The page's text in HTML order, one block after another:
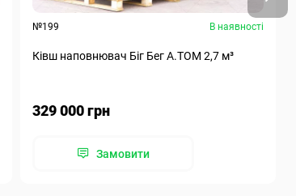
№199 В наявності
Ківш наповнювач Біг Бег А.ТОМ 2,7 м³
329 000 грн
Замовити